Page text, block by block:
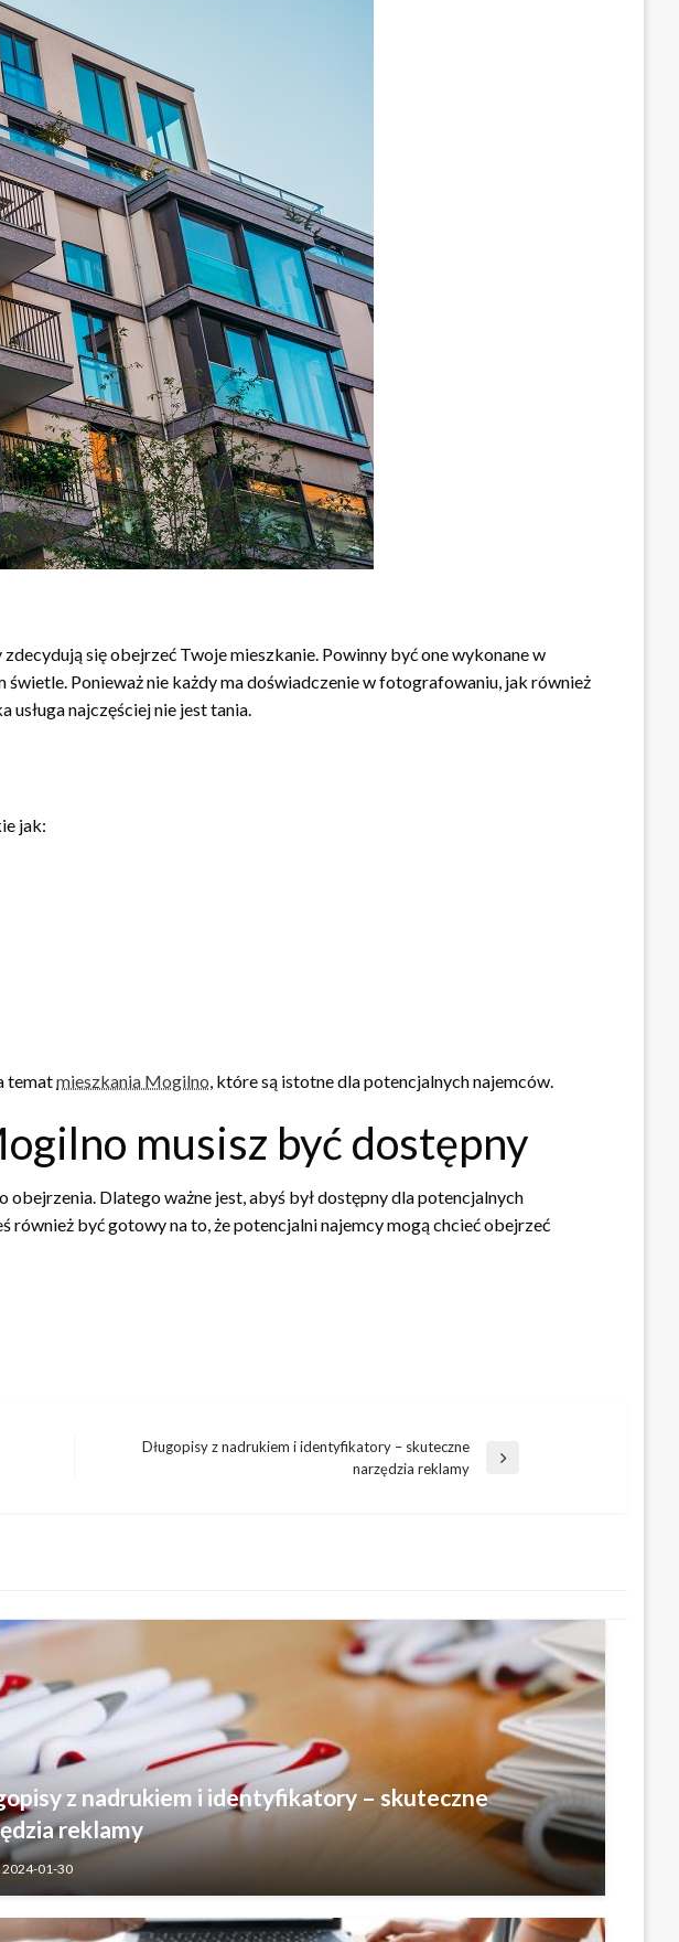
się obejrzeć Twoje mieszkanie. Powinny być one wykonane w
Ponieważ nie każdy ma doświadczenie w fotografowaniu, jak również
najczęściej nie jest tania.
jak:
tematmieszkania Mogilno, które są istotne dla potencjalnych najemców.
musisz być dostępny
Dlatego ważne jest, abyś był dostępny dla potencjalnych
być gotowy na to, że potencjalni najemcy mogą chcieć obejrzeć
Długopisy z nadrukiem i identyfikatory – skuteczne
narzędzia reklamy
z nadrukiem i identyfikatory – skuteczne
reklamy
2024-01-30